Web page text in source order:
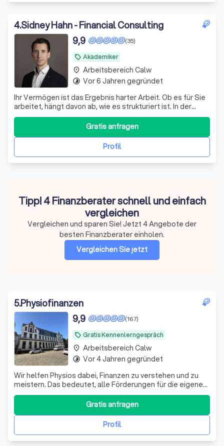
4.Sidney Hahn - Financial Consulting
local_offer Akademiker
(35)
9,9
Ihr Vermögen ist das Ergebnis harter Arbeit. Ob es für Sie
arbeitet, hängt davon ab, wie es strukturiert ist. In der
Praxis zeigen sich bei bestehenden Depots regelmäßig
dieselben Schwachstellen: – eine Zusammensetzung, die
aus einzelnen Empfehlungen gewachsen ist statt aus
Profil
Gratis anfragen
place Arbeitsbereich Calw
timelapse Vor 6 Jahren gegründet
Tipp! 4 Finanzberater schnell und einfach
vergleichen
Vergleichen und sparen Sie! Jetzt 4 Angebote der
besten Finanzberater einholen.
Vergleichen Sie jetzt
5.Physiofinanzen
local_offer Gratis Kennenlerngespräch
(167)
9,9
Wir helfen Physios dabei, Finanzen zu verstehen und zu
meistern. Das bedeutet, alle Förderungen für die eigene
Vorsorge und Absicherung richtig zu nutzen.
Profil
Gratis anfragen
place Arbeitsbereich Calw
timelapse Vor 4 Jahren gegründet